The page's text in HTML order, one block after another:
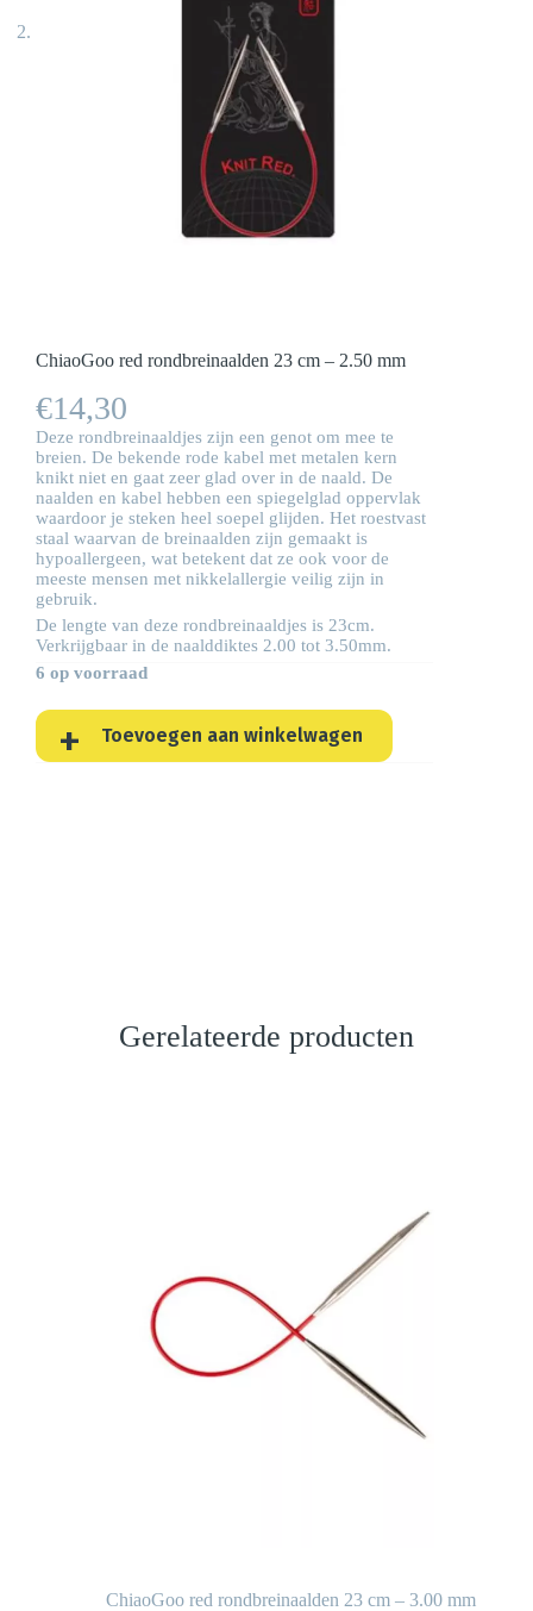
ChiaoGoo red rondbreinaalden 23 cm – 2.50 mm
€14,30
Deze rondbreinaaldjes zijn een genot om mee te
breien. De bekende rode kabel met metalen kern
knikt niet en gaat zeer glad over in de naald. De
naalden en kabel hebben een spiegelglad oppervlak
waardoor je steken heel soepel glijden. Het roestvast
staal waarvan de breinaalden zijn gemaakt is
hypoallergeen, wat betekent dat ze ook voor de
meeste mensen met nikkelallergie veilig zijn in
gebruik.
De lengte van deze rondbreinaaldjes is 23cm.
Verkrijgbaar in de naalddiktes 2.00 tot 3.50mm.
6 op voorraad
Toevoegen aan winkelwagen
Gerelateerde producten
ChiaoGoo red rondbreinaalden 23 cm – 3.00 mm